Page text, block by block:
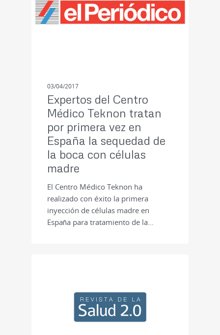
03/04/2017
Expertos del Centro
Médico Teknon tratan
por primera vez en
España la sequedad de
la boca con células
madre
El Centro Médico Teknon ha
realizado con éxito la primera
inyección de células madre en
España para tratamiento de la…